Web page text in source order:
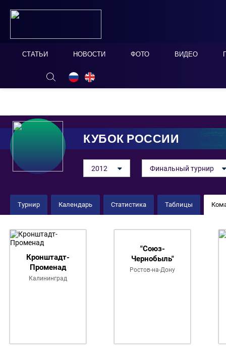
СТАТЬИ НОВОСТИ ФОТО ВИДЕО
ОНЛАЙН ТАБЛО СКРЫТЬ
КУБОК РОССИИ
2012 Финальный турнир
Турнир Календарь Статистика Таблицы
Список команд Кубок России
Кронштадт-
Променад
Калининград
"Союз-
Чернобыль"
Ростов-на-Дону